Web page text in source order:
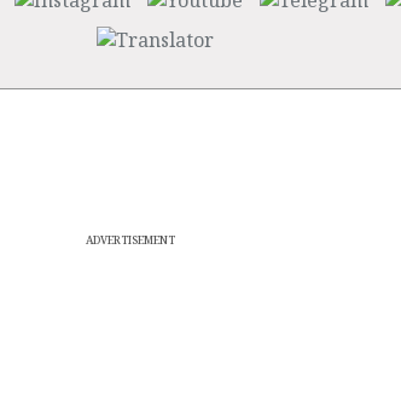
ADVERTISEMENT